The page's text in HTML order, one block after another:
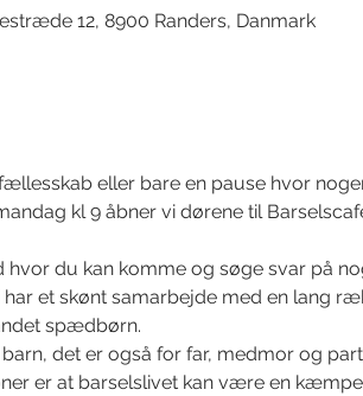
12, 8900 Randers, Danmark
eller bare en pause hvor
kl 9 åbner vi dørene til
hvor du kan komme og søge svar på
et skønt samarbejde med en lang
spædbørn.
det er også for far, medmor og
er at barselslivet kan være en